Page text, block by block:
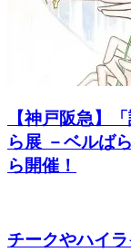
【神戸阪急】
ら展 －ベルば
ら開催！
チークやハイ